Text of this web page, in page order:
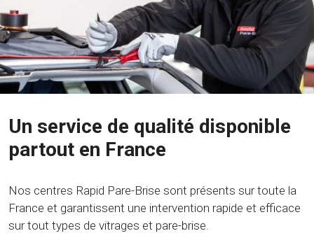
Un service de qualité disponible
partout en France
Nos centres Rapid Pare-Brise sont présents sur toute la
France et garantissent une intervention rapide et efficace
sur tout types de vitrages et pare-brise.